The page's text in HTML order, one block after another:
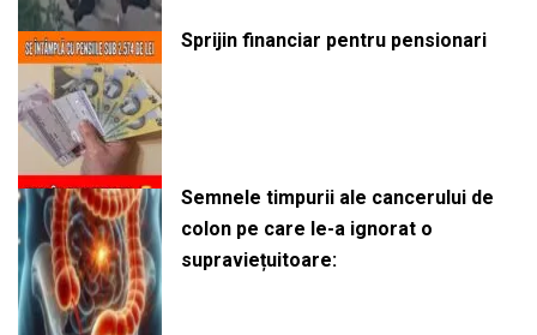
Sprijin financiar pentru pensionari
Semnele timpurii ale cancerului de
colon pe care le-a ignorat o
supraviețuitoare: